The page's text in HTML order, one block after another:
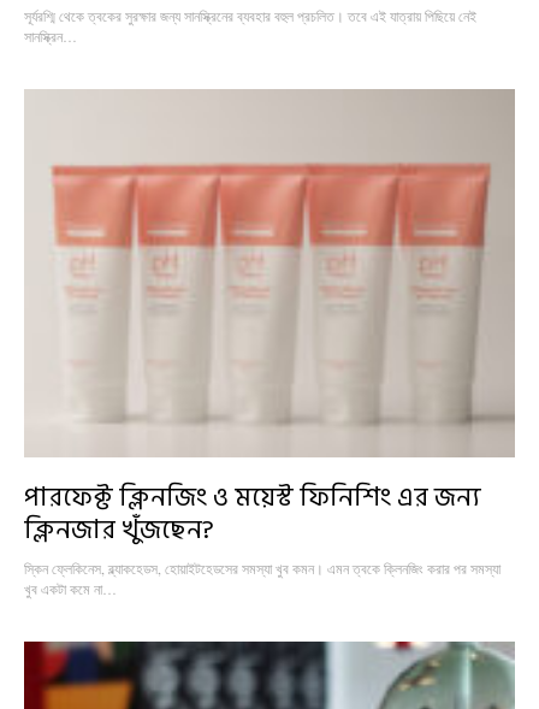
সূর্যরশ্মি থেকে ত্বকের সুরক্ষার জন্য সানস্ক্রিনের ব্যবহার বহুল প্রচলিত। তবে এই যাত্রায় পিছিয়ে নেই
সানস্ক্রিন…
পারফেক্ট ক্লিনজিং ও ময়েস্ট ফিনিশিং এর জন্য
ক্লিনজার খুঁজছেন?
স্কিন ফ্লেকিনেস, ব্ল্যাকহেডস, হোয়াইটহেডসের সমস্যা খুব কমন। এমন ত্বকে ক্লিনজিং করার পর সমস্যা
খুব একটা কমে না…